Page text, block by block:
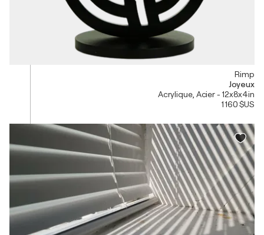
Rimp
Joyeux
Acrylique, Acier - 12x8x4in
1 160 $US